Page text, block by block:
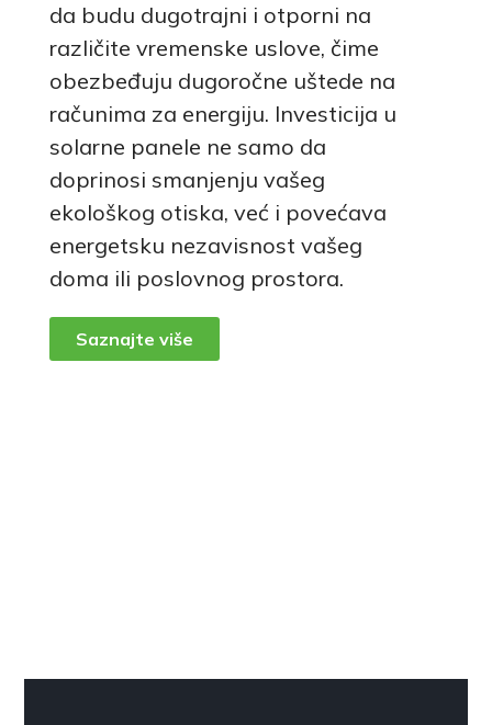
da budu dugotrajni i otporni na
različite vremenske uslove, čime
obezbeđuju dugoročne uštede na
računima za energiju. Investicija u
solarne panele ne samo da
doprinosi smanjenju vašeg
ekološkog otiska, već i povećava
energetsku nezavisnost vašeg
doma ili poslovnog prostora.
Saznajte više